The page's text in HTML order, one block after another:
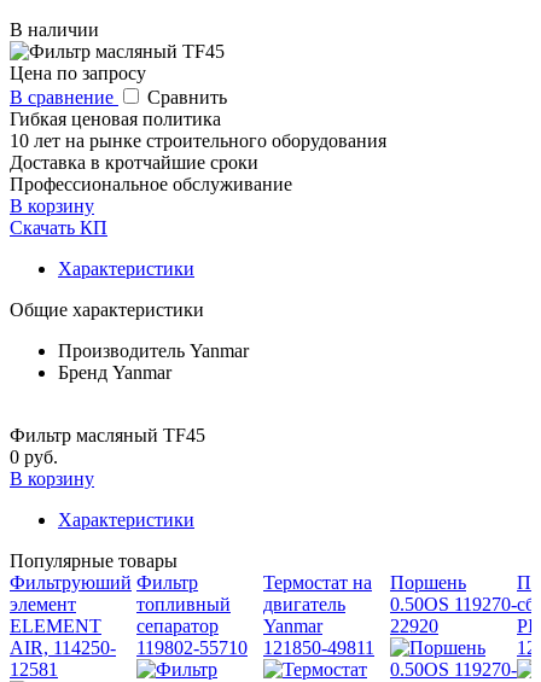
В наличии
Цена по запросу
В сравнение
Сравнить
Гибкая ценовая политика
10 лет на рынке строительного оборудования
Доставка в кротчайшие сроки
Профессиональное обслуживание
В корзину
Скачать КП
Характеристики
Общие характеристики
Производитель Yanmar
Бренд Yanmar
Фильтр масляный TF45
0 руб.
В корзину
Характеристики
Популярные товары
Фильтруюший
элемент
ELEMENT
AIR, 114250-
12581
Фильтр
топливный
сепаратор
119802-55710
Термостат на
двигатель
Yanmar
121850-49811
Поршень
0.50OS 119270-
22920